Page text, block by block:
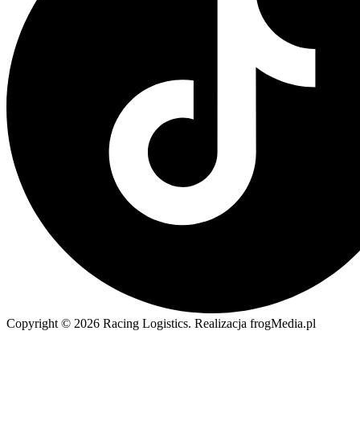
Copyright © 2026 Racing Logistics. Realizacja frogMedia.pl